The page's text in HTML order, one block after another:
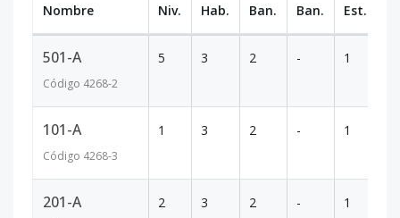
Nombre Niv. Hab. Ban.
Ban.
Est.
501-A
Código 4268-2
5 3 2 - 1
101-A
Código 4268-3
1 3 2 - 1
201-A 2 3 2 - 1